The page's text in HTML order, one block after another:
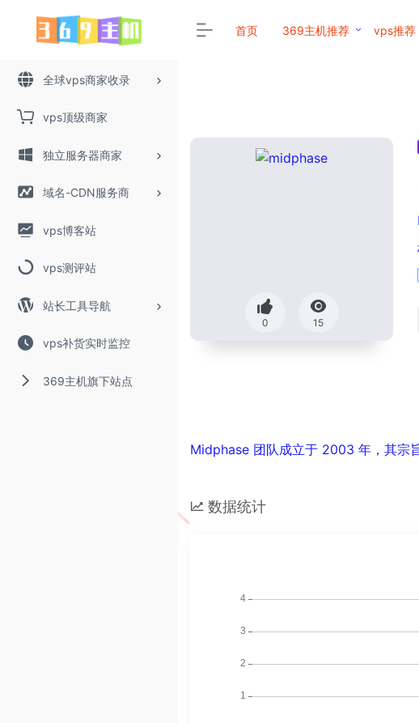
全球vps商家收录
vps顶级商家
独立服务器商家
域名-CDN服务商
vps博客站
vps测评站
站长工具导航
vps补货实时监控
369主机旗下站点
首页 369主机推荐 vps推荐
0 15
Midphase 团队成立于 2003 年，其宗
数据统计